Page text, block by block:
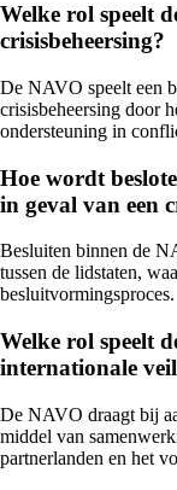
Welke rol speelt
crisisbeheersing?
De NAVO speelt een
crisisbeheersing door
ondersteuning in
Hoe wordt
in geval van een
Besluiten binnen de
tussen de lidstaten,
besluitvormingsproces.
Welke rol speelt
internationale
De NAVO draagt bij
middel van
partnerlanden en het